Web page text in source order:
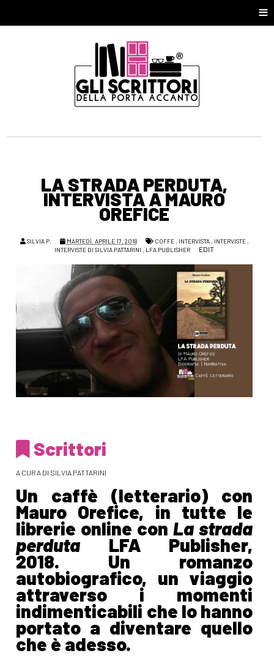
≡
LA STRADA PERDUTA,
INTERVISTA A MAURO
OREFICE
SILVIA P. MARTEDÌ, APRILE 17, 2018 COFFE, INTERVISTA, INTERVISTE,
INTERVISTE DI SILVIA PATTARINI , LFA PUBLISHER EDIT
Scrittori
A CURA DI SILVIA PATTARINI
Un caffè (letterario) con
Mauro Orefice, in tutte le
librerie online conLa strada
perduta LFA Publisher,
2018. Un romanzo
autobiografico, un viaggio
attraverso i momenti
indimenticabili che lo hanno
portato a diventare quello
che è adesso.